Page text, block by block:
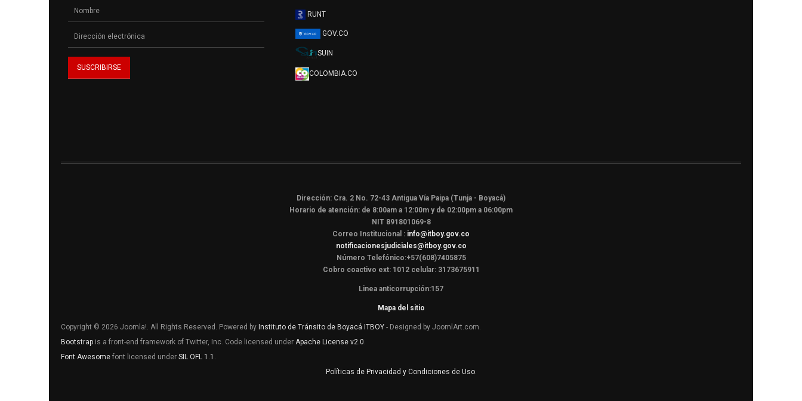
RUNT
GOV.CO
SUIN
COLOMBIA.CO
Dirección: Cra. 2 No. 72-43 Antigua Vía Paipa (Tunja - Boyacá)
Horario de atención: de 8:00am a 12:00m y de 02:00pm a 06:00pm
NIT 891801069-8
Correo Institucional : info@itboy.gov.co
notificacionesjudiciales@itboy.gov.co
Número Telefónico:+57(608)7405875
Cobro coactivo ext: 1012 celular: 3173675911
Linea anticorrupción:157
Mapa del sitio
Copyright © 2026 Joomla!. All Rights Reserved. Powered by Instituto de Tránsito de Boyacá ITBOY - Designed by JoomlArt.com.
Bootstrap is a front-end framework of Twitter, Inc. Code licensed under Apache License v2.0.
Font Awesome font licensed under SIL OFL 1.1 .
Políticas de Privacidad y Condiciones de Uso.